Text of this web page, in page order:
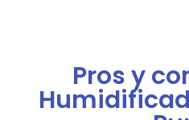
Pros y